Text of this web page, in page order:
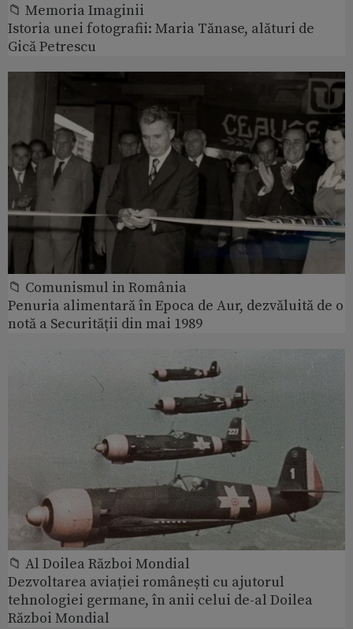
📁 Memoria Imaginii
Istoria unei fotografii: Maria Tănase, alături de
Gică Petrescu
📁 Comunismul in România
Penuria alimentară în Epoca de Aur, dezvăluită de o
notă a Securității din mai 1989
📁 Al Doilea Război Mondial
Dezvoltarea aviației românești cu ajutorul
tehnologiei germane, în anii celui de-al Doilea
Război Mondial